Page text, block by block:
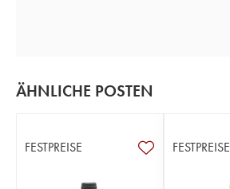
ÄHNLICHE POSTEN
FESTPREISE FESTPREISE